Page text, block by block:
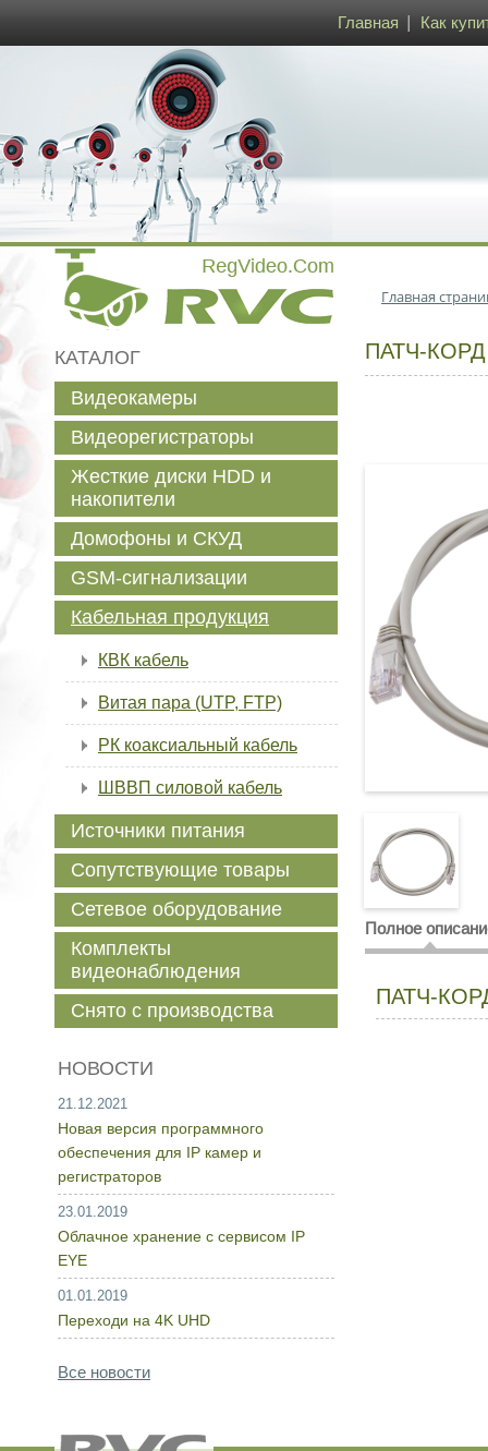
Главная Как
Главная
ПАТЧ-КОРД
Полное
ПАТЧ-
КАТАЛОГ
Видеокамеры
Видеорегистраторы
Жесткие диски HDD и
накопители
Домофоны и СКУД
GSM-сигнализации
Кабельная продукция
КВК кабель
Витая пара (UTP, FTP)
РК коаксиальный кабель
ШВВП силовой кабель
Источники питания
Сопутствующие товары
Сетевое оборудование
Комплекты
видеонаблюдения
Снято с производства
НОВОСТИ
21.12.2021
Новая версия программного
обеспечения для IP камер и
регистраторов
23.01.2019
Облачное хранение с сервисом IP
EYE
01.01.2019
Переходи на 4K UHD
Все новости